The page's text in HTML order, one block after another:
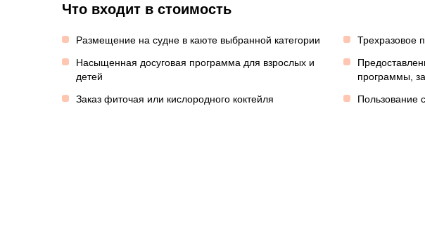
Что входит в стоимость
Размещение на судне в каюте выбранной категории
Трехразовое
Насыщенная досуговая программа для взрослых и
детей
программы,
Заказ фиточая или кислородного коктейля
Пользование